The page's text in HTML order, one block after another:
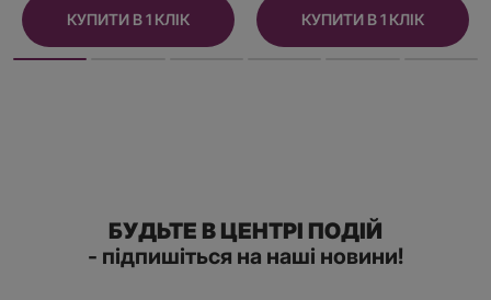
КУПИТИ В 1 КЛІК КУПИТИ В 1 КЛІК
БУДЬТЕ В ЦЕНТРІ ПОДІЙ
- підпишіться на наші новини!